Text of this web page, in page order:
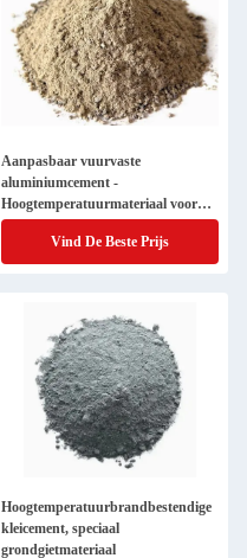
Aanpasbaar vuurvaste
aluminiumcement -
Hoogtemperatuurmateriaal voor
kleine en grote bestellingen
Vind De Beste Prijs
Hoogtemperatuurbrandbestendige
kleicement, speciaal
grondgietmateriaal